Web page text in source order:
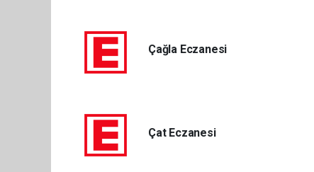
Çağla Eczanesi
Çat Eczanesi